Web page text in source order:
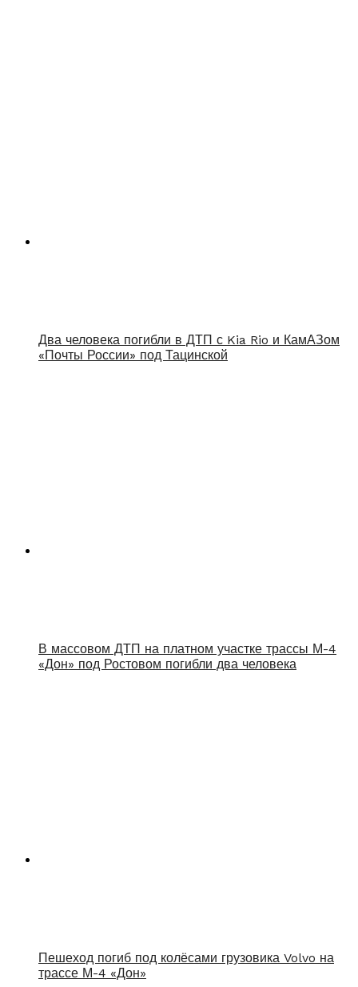
Два человека погибли в ДТП с Kia Rio и КамАЗом
«Почты России» под Тацинской
В массовом ДТП на платном участке трассы М-4
«Дон» под Ростовом погибли два человека
Пешеход погиб под колёсами грузовика Volvo на
трассе М-4 «Дон»